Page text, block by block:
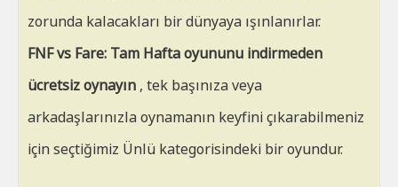
zorunda kalacakları bir dünyaya ışınlanırlar.
FNF vs Fare: Tam Hafta oyununu indirmeden
ücretsiz oynayın , tek başınıza veya
arkadaşlarınızla oynamanın keyfini çıkarabilmeniz
için seçtiğimiz Ünlü kategorisindeki bir oyundur.